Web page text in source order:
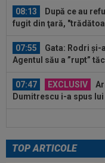
08:13
După ce au
fugit din ţară,
07:55
Gata: Rodri
Agentul său a ”rupt”
07:47 EXCLUSIV
Dumitrescu i-a spus
”Au schimbat
08:30
UTA - Rapid,
TOP ARTICOLE